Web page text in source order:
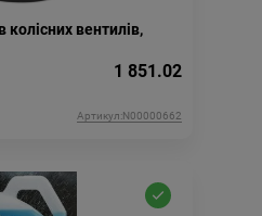
вентилів,
1 851.02
Артикул:N00000662